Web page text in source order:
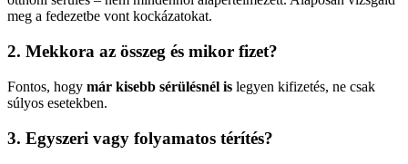
meg a fedezetbe vont kockázatokat.
2. Mekkora az összeg és mikor fizet?
Fontos, hogy már kisebb sérülésnél is legyen kifizetés, ne csak
súlyos esetekben.
3. Egyszeri vagy folyamatos térítés?